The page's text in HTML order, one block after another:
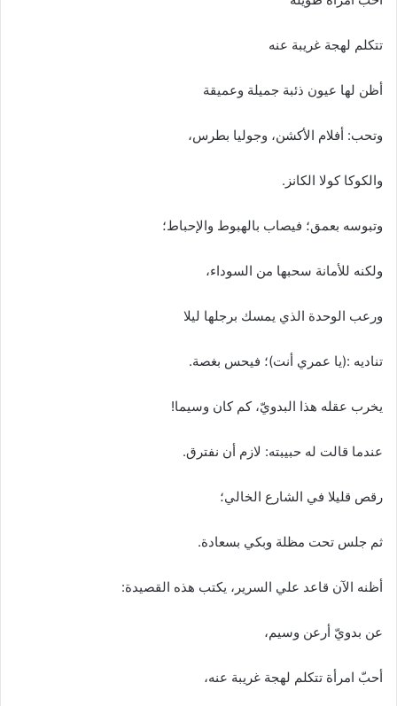
تتكلم لهجة غريبة عنه
أظن لها عيون ذئبة جميلة وعميقة
وتحب: أفلام الأكشن، وجوليا بطرس،
والكوكا كولا الكانز.
وتبوسه بعمق؛ فيصاب بالهبوط والإحباط؛
ولكنه للأمانة سحبها من السوداء،
ورعب الوحدة الذي يمسك برجلها ليلا
تناديه :(يا عمري أنت)؛ فيحس بغصة.
يخرب عقله هذا البدويّ، كم كان وسيما!
عندما قالت له حبيبته: لازم أن نفترق.
رقص قليلا في الشارع الخالي؛
ثم جلس تحت مظلة وبكي بسعادة.
أظنه الآن قاعد علي السرير، يكتب هذه القصيدة:
عن بدويّ أرعن وسيم،
أحبّ امرأة تتكلم لهجة غريبة عنه،